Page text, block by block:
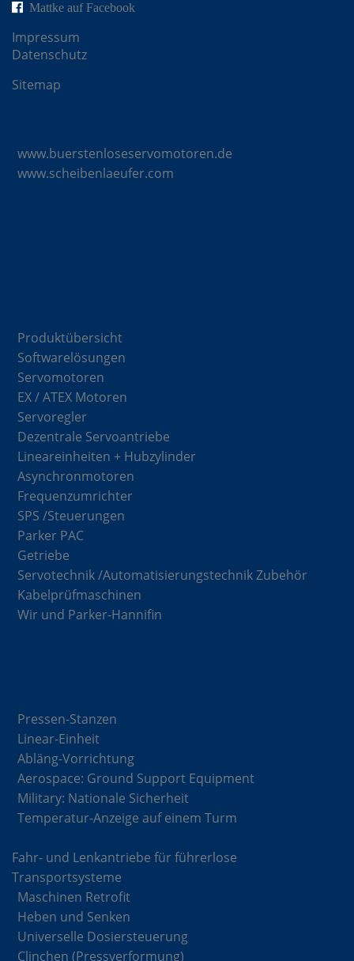
Mattke auf Facebook
Impressum
Datenschutz
Sitemap
www.buerstenloseservomotoren.de
www.scheibenlaeufer.com
Produktübersicht
Softwarelösungen
Servomotoren
EX / ATEX Motoren
Servoregler
Dezentrale Servoantriebe
Lineareinheiten + Hubzylinder
Asynchronmotoren
Frequenzumrichter
SPS /Steuerungen
Parker PAC
Getriebe
Servotechnik /Automatisierungstechnik Zubehör
Kabelprüfmaschinen
Wir und Parker-Hannifin
Pressen-Stanzen
Linear-Einheit
Abläng-Vorrichtung
Aerospace: Ground Support Equipment
Military: Nationale Sicherheit
Temperatur-Anzeige auf einem Turm
Fahr- und Lenkantriebe für führerlose
Transportsysteme
Maschinen Retrofit
Heben und Senken
Universelle Dosiersteuerung
Clinchen (Pressverformung)